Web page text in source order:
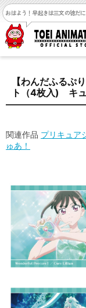
おはよう！早起きは三文の徳だに
【わんだふるぷ
ト（4枚入) キ
関連作品 プリキュア
ゅあ！